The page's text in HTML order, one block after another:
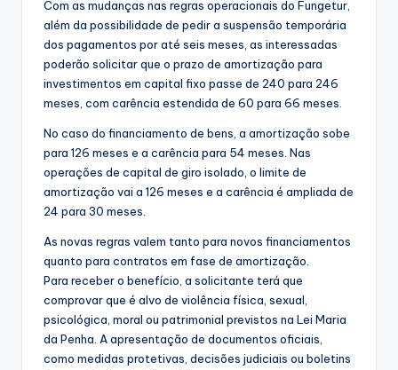
Com as mudanças nas regras operacionais do Fungetur,
além da possibilidade de pedir a suspensão temporária
dos pagamentos por até seis meses, as interessadas
poderão solicitar que o prazo de amortização para
investimentos em capital fixo passe de 240 para 246
meses, com carência estendida de 60 para 66 meses.
No caso do financiamento de bens, a amortização sobe
para 126 meses e a carência para 54 meses. Nas
operações de capital de giro isolado, o limite de
amortização vai a 126 meses e a carência é ampliada de
24 para 30 meses.
As novas regras valem tanto para novos financiamentos
quanto para contratos em fase de amortização.
Para receber o benefício, a solicitante terá que
comprovar que é alvo de violência física, sexual,
psicológica, moral ou patrimonial previstos na Lei Maria
da Penha. A apresentação de documentos oficiais,
como medidas protetivas, decisões judiciais ou boletins